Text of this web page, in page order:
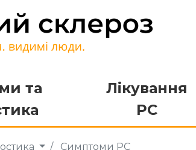
та
Лікування
РС
Симптоми РС